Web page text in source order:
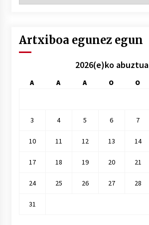
Artxiboa egunez egun
2026(e)ko abuztua
A A A O O
3 4 5 6 7
10 11 12 13 14
17 18 19 20 21
24 25 26 27 28
31